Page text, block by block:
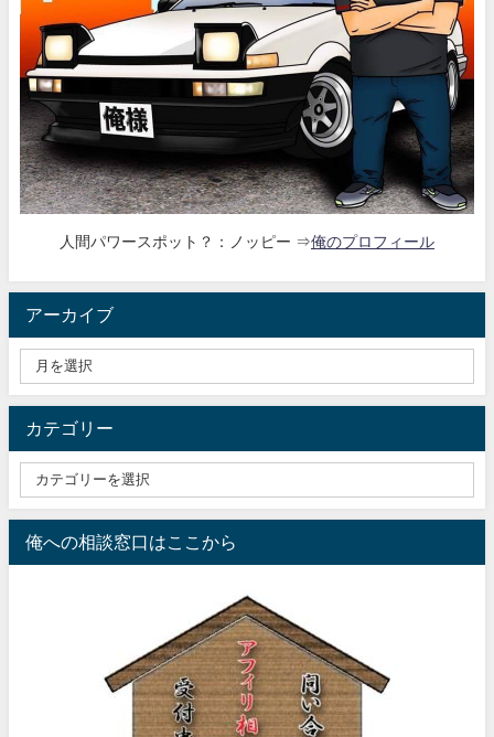
人間パワースポット？：ノッピー ⇒俺のプロフィール
アーカイブ
カテゴリー
俺への相談窓口はここから